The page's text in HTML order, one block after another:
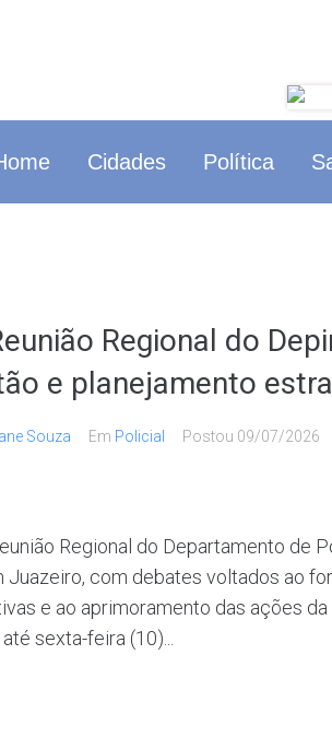
Cidades Política
Regional do
e planejamento
Souza Em Policial Postou 09/07/2026
Regional do Departamento de
Juazeiro, com debates voltados ao
e ao aprimoramento das ações
sexta-feira (10)...